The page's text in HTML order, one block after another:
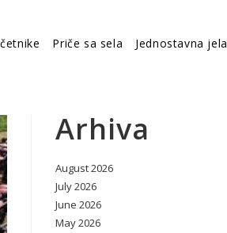
Priče sa sela Jednostavna jela
Arhiva
August 2026
July 2026
June 2026
May 2026